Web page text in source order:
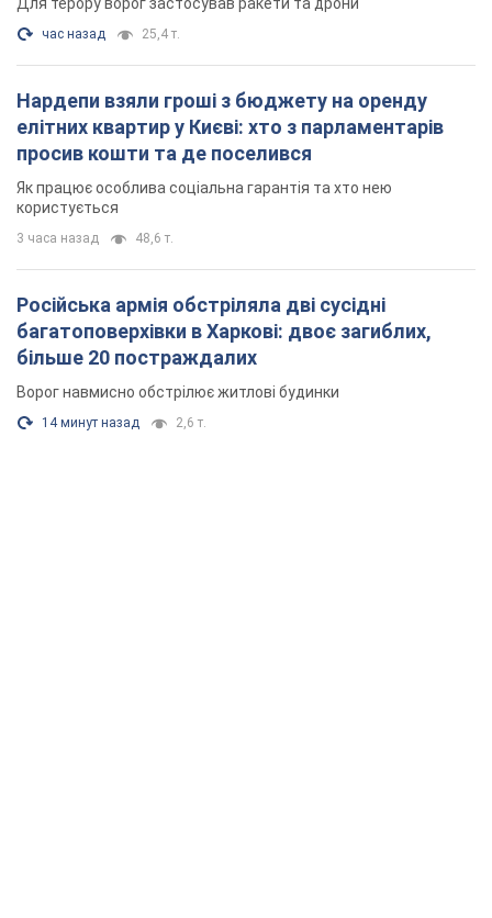
час назад 25,4 т.
Нардепи взяли гроші з бюджету на оренду
елітних квартир у Києві: хто з парламентарів
просив кошти та де поселився
Як працює особлива соціальна гарантія та хто нею
користується
3 часа назад 48,6 т.
Російська армія обстріляла дві сусідні
багатоповерхівки в Харкові: двоє загиблих,
більше 20 постраждалих
Ворог навмисно обстрілює житлові будинки
14 минут назад 2,6 т.